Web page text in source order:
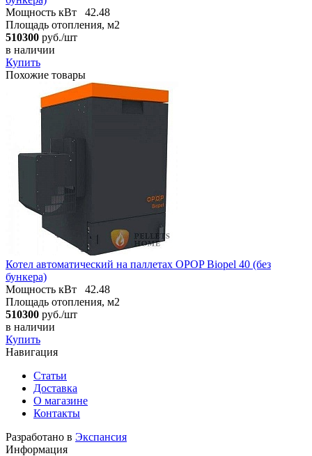
Мощность кВт
42.48
Площадь отопления, м2
510300 руб./шт
в наличии
Купить
Похожие товары
Котел автоматический на паллетах OPOP Biopel 40 (без
бункера)
Мощность кВт
42.48
Площадь отопления, м2
510300 руб./шт
в наличии
Купить
Навигация
Статьи
Доставка
О магазине
Контакты
Разработано в Экспансия
Информация